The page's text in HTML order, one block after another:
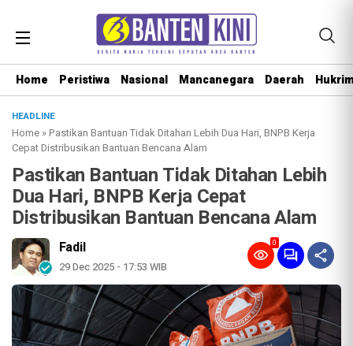
Home Peristiwa Nasional Mancanegara Daerah
HEADLINE
Home »Pastikan Bantuan Tidak Ditahan Lebih Dua Hari, BNPB Kerja
Cepat Distribusikan Bantuan Bencana Alam
Pastikan Bantuan Tidak Ditahan Lebih
Dua Hari, BNPB Kerja Cepat
Distribusikan Bantuan Bencana Alam
Fadil
29 Dec 2025 - 17:53 WIB
0